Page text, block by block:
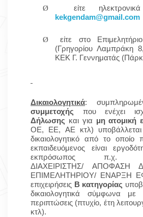
Ø
είτε
kekgendam@gmail.com
Ø
είτε στο
(Γρηγορίου Λαμπράκη
ΚΕΚ Γ. Γεννηματάς
Δικαιολογητικά:
συμμετοχής που ενέχει
Δήλωσης και για μη ατομική
ΟΕ, ΕΕ, ΑΕ κτλ) υποβάλλεται
δικαιολογητικό από το οποίο
εκπαιδευόμενος είναι
εκπρόσωπος π.χ.
ΔΙΑΧΕΙΡΙΣΤΗΣ/ ΑΠΟΦΑΣΗ
ΕΠΙΜΕΛΗΤΗΡΙΟΥ/ ΕΝΑΡΞΗ
επιχειρήσεις Β κατηγορίας
δικαιολογητικά σύμφωνα
περιπτώσεις (πτυχίο, έτη
κτλ).